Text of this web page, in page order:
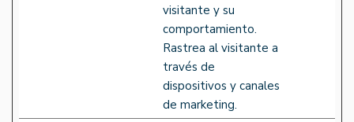
visitante y su
comportamiento.
Rastrea al visitante a
través de
dispositivos y canales
de marketing.